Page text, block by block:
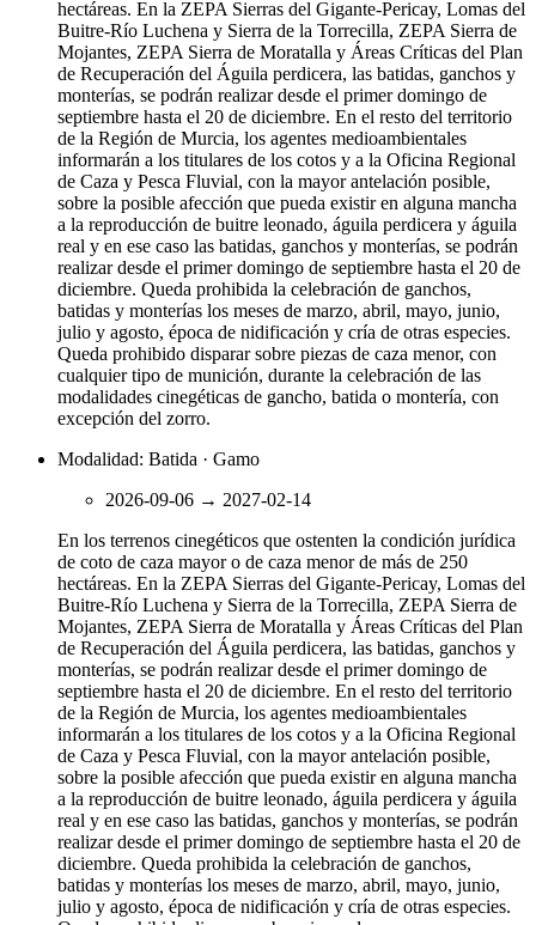
hectáreas. En la ZEPA Sierras del Gigante-Pericay, Lomas del
Buitre-Río Luchena y Sierra de la Torrecilla, ZEPA Sierra de
Mojantes, ZEPA Sierra de Moratalla y Áreas Críticas del Plan
de Recuperación del Águila perdicera, las batidas, ganchos y
monterías, se podrán realizar desde el primer domingo de
septiembre hasta el 20 de diciembre. En el resto del territorio
de la Región de Murcia, los agentes medioambientales
informarán a los titulares de los cotos y a la Oficina Regional
de Caza y Pesca Fluvial, con la mayor antelación posible,
sobre la posible afección que pueda existir en alguna mancha
a la reproducción de buitre leonado, águila perdicera y águila
real y en ese caso las batidas, ganchos y monterías, se podrán
realizar desde el primer domingo de septiembre hasta el 20 de
diciembre. Queda prohibida la celebración de ganchos,
batidas y monterías los meses de marzo, abril, mayo, junio,
julio y agosto, época de nidificación y cría de otras especies.
Queda prohibido disparar sobre piezas de caza menor, con
cualquier tipo de munición, durante la celebración de las
modalidades cinegéticas de gancho, batida o montería, con
excepción del zorro.
Modalidad: Batida · Gamo
2026-09-06 → 2027-02-14
En los terrenos cinegéticos que ostenten la condición jurídica
de coto de caza mayor o de caza menor de más de 250
hectáreas. En la ZEPA Sierras del Gigante-Pericay, Lomas del
Buitre-Río Luchena y Sierra de la Torrecilla, ZEPA Sierra de
Mojantes, ZEPA Sierra de Moratalla y Áreas Críticas del Plan
de Recuperación del Águila perdicera, las batidas, ganchos y
monterías, se podrán realizar desde el primer domingo de
septiembre hasta el 20 de diciembre. En el resto del territorio
de la Región de Murcia, los agentes medioambientales
informarán a los titulares de los cotos y a la Oficina Regional
de Caza y Pesca Fluvial, con la mayor antelación posible,
sobre la posible afección que pueda existir en alguna mancha
a la reproducción de buitre leonado, águila perdicera y águila
real y en ese caso las batidas, ganchos y monterías, se podrán
realizar desde el primer domingo de septiembre hasta el 20 de
diciembre. Queda prohibida la celebración de ganchos,
batidas y monterías los meses de marzo, abril, mayo, junio,
julio y agosto, época de nidificación y cría de otras especies.